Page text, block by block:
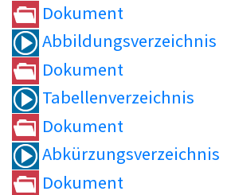
Dokument
Abbildungsverzeichnis
Dokument
Tabellenverzeichnis
Dokument
Abkürzungsverzeichnis
Dokument